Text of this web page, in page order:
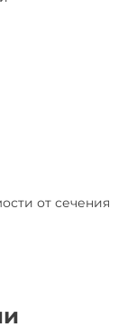
от сечения